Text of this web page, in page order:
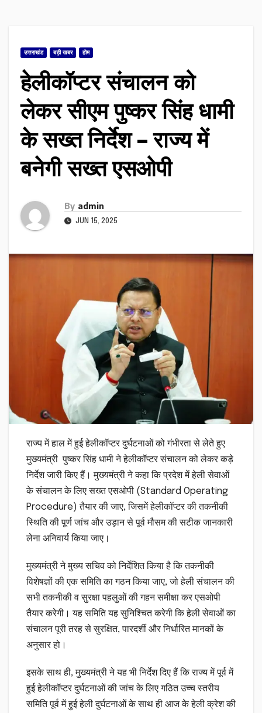
उत्तराखंड बड़ी खबर होम
हेलीकॉप्टर संचालन को
लेकर सीएम पुष्कर सिंह धामी
के सख्त निर्देश – राज्य में
बनेगी सख्त एसओपी
By admin
JUN 15, 2025
राज्य में हाल में हुई हेलीकॉप्टर दुर्घटनाओं को गंभीरता से लेते हुए
मुख्यमंत्री पुष्कर सिंह धामी ने हेलीकॉप्टर संचालन को लेकर कड़े
निर्देश जारी किए हैं। मुख्यमंत्री ने कहा कि प्रदेश में हेली सेवाओं
के संचालन के लिए सख्त एसओपी (Standard Operating
Procedure) तैयार की जाए, जिसमें हेलीकॉप्टर की तकनीकी
स्थिति की पूर्ण जांच और उड़ान से पूर्व मौसम की सटीक जानकारी
लेना अनिवार्य किया जाए।
मुख्यमंत्री ने मुख्य सचिव को निर्देशित किया है कि तकनीकी
विशेषज्ञों की एक समिति का गठन किया जाए, जो हेली संचालन की
सभी तकनीकी व सुरक्षा पहलुओं की गहन समीक्षा कर एसओपी
तैयार करेगी। यह समिति यह सुनिश्चित करेगी कि हेली सेवाओं का
संचालन पूरी तरह से सुरक्षित, पारदर्शी और निर्धारित मानकों के
अनुसार हो।
इसके साथ ही, मुख्यमंत्री ने यह भी निर्देश दिए हैं कि राज्य में पूर्व में
हुई हेलीकॉप्टर दुर्घटनाओं की जांच के लिए गठित उच्च स्तरीय
समिति पूर्व में हुई हेली दुर्घटनाओं के साथ ही आज के हेली क्रेश की